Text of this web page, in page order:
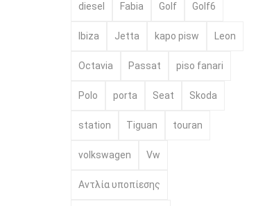
diesel Fabia Golf Golf6
Ibiza Jetta kapo pisw Leon
Octavia Passat piso fanari
Polo porta Seat Skoda
station Tiguan touran
volkswagen Vw
Αντλία υποπίεσης